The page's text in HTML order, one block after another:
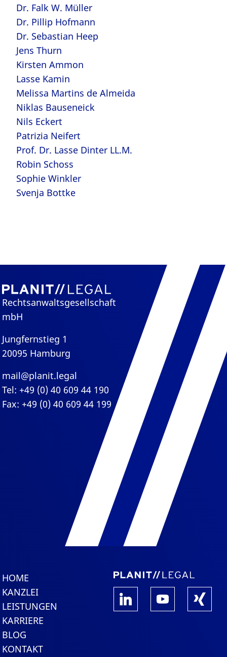
Dr. Falk W. Müller
Dr. Pillip Hofmann
Dr. Sebastian Heep
Jens Thurn
Kirsten Ammon
Lasse Kamin
Melissa Martins de Almeida
Niklas Bauseneick
Nils Eckert
Patrizia Neifert
Prof. Dr. Lasse Dinter LL.M.
Robin Schoss
Sophie Winkler
Svenja Bottke
Rechtsanwaltsgesellschaft
mbH
Jungfernstieg 1
20095 Hamburg
mail@planit.legal
Tel: +49 (0) 40 609 44 190
Fax: +49 (0) 40 609 44 199
HOME
KANZLEI
LEISTUNGEN
KARRIERE
BLOG
KONTAKT